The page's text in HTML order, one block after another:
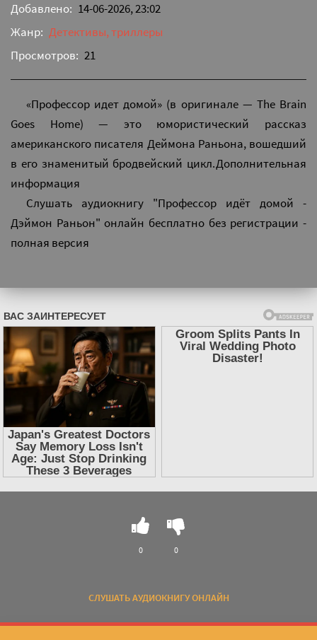
Добавлено: 14-06-2026, 23:02
Жанр: Детективы, триллеры
Просмотров: 21
«Профессор идет домой» (в оригинале — The Brain
Goes Home) — это юмористический рассказ
американского писателя Деймона Раньона, вошедший
в его знаменитый бродвейский цикл.Дополнительная
информация
Слушать аудиокнигу "Профессор идёт домой -
Дэймон Раньон" онлайн бесплатно без регистрации -
полная версия
СЛУШАТЬ АУДИОКНИГУ ОНЛАЙН
0 0